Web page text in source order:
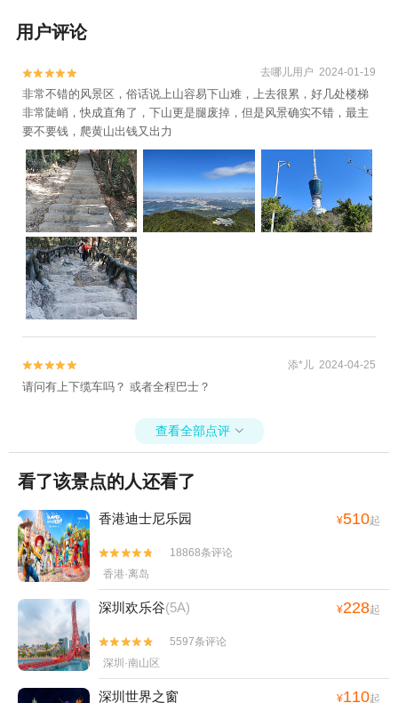
用户评论

 去哪儿用户 2024-01-19
非常不错的风景区，俗话说上山容易下山难，上去很累，好几处楼梯
非常陡峭，快成直角了，下山更是腿废掉，但是风景确实不错，最主
要不要钱，爬黄山出钱又出力

 添*儿 2024-04-25
请问有上下缆车吗？ 或者全程巴士？
查看全部点评 
看了该景点的人还看了
香港迪士尼乐园 ¥510起


18868条评论
香港·离岛
深圳欢乐谷(5A) ¥228起


5597条评论
深圳·南山区
深圳世界之窗 ¥110起